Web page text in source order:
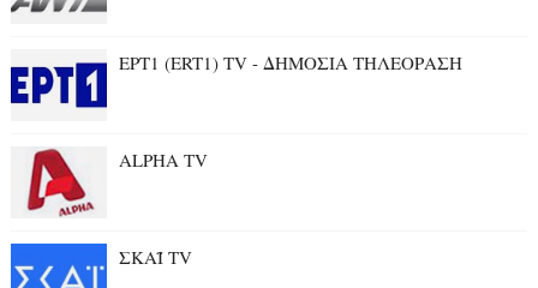
ΕΡΤ1 (ERT1) TV - ΔΗΜΟΣΙΑ ΤΗΛΕΟΡΑΣΗ
ALPHA TV
ΣΚΑΪ TV